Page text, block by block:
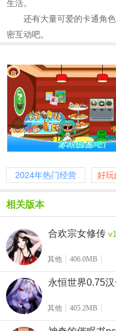
生活。
还有大量可爱的卡通角
密互动吧。
2024年热门经营
好玩
相关版本
合欢宗女修传
其他 406.0MB
永恒世界0.75汉
其他 405.2MB